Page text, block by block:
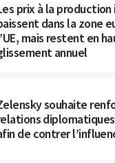
prix à la
dans la zone
mais restent en
annuel
souhaite
de contrer